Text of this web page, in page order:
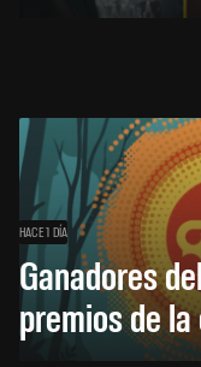
HACE 1 DÍA
Ganadores
premios de